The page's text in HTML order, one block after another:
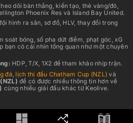
dõi bàn thắng, kiến tạo, thẻ vàng/đỏ,
Phoenix Res và Island Bay United.
hình ra sân, sơ đồ, HLV, thay đổi trong
soát bóng, số pha dứt điểm, phạt góc, xG
bạn có cái nhìn tổng quan như một chuyên
HDP, T/X, 1X2 để tham khảo nhịp trận.
đá, lịch thi đấu Chatham Cup (NZL) và
để có được nhiều thông tin hơn về
cùng nhiều giải đấu khác từ Keolive.
(đọc 10 giây là hiểu)
chấp giữa Wellington Phoenix Resvà
độ hiện tại (ví dụ -1/4, -1/2…).